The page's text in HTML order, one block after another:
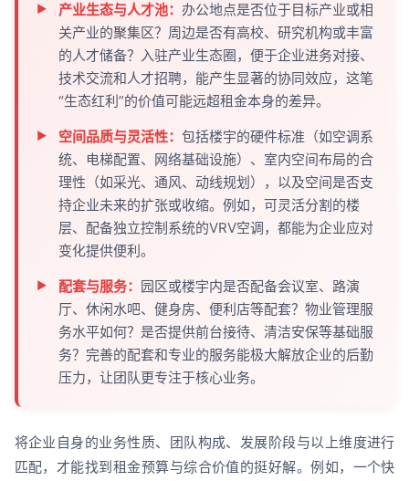
产业生态与人才池： 办公地点是否位于目标产业或相
关产业的聚集区？周边是否有高校、研究机构或丰富
的人才储备？入驻产业生态圈，便于企业进务对接、
技术交流和人才招聘，能产生显著的协同效应，这笔
“生态红利”的价值可能远超租金本身的差异。
空间品质与灵活性： 包括楼宇的硬件标准（如空调系
统、电梯配置、网络基础设施）、室内空间布局的合
理性（如采光、通风、动线规划），以及空间是否支
持企业未来的扩张或收缩。例如，可灵活分割的楼
层、配备独立控制系统的VRV空调，都能为企业应对
变化提供便利。
配套与服务： 园区或楼宇内是否配备会议室、路演
厅、休闲水吧、健身房、便利店等配套？物业管理服
务水平如何？是否提供前台接待、清洁安保等基础服
务？完善的配套和专业的服务能极大解放企业的后勤
压力，让团队更专注于核心业务。
将企业自身的业务性质、团队构成、发展阶段与以上维度进行
匹配，才能找到租金预算与综合价值的挺好解。例如，一个快